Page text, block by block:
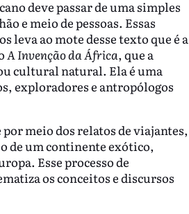
deve passar de uma simples
e meio de pessoas. Essas
leva ao mote desse texto que é a
A Invenção da África, que a
cultural natural. Ela é uma
exploradores e antropólogos
meio dos relatos de viajantes,
de um continente exótico,
Esse processo de
os conceitos e discursos